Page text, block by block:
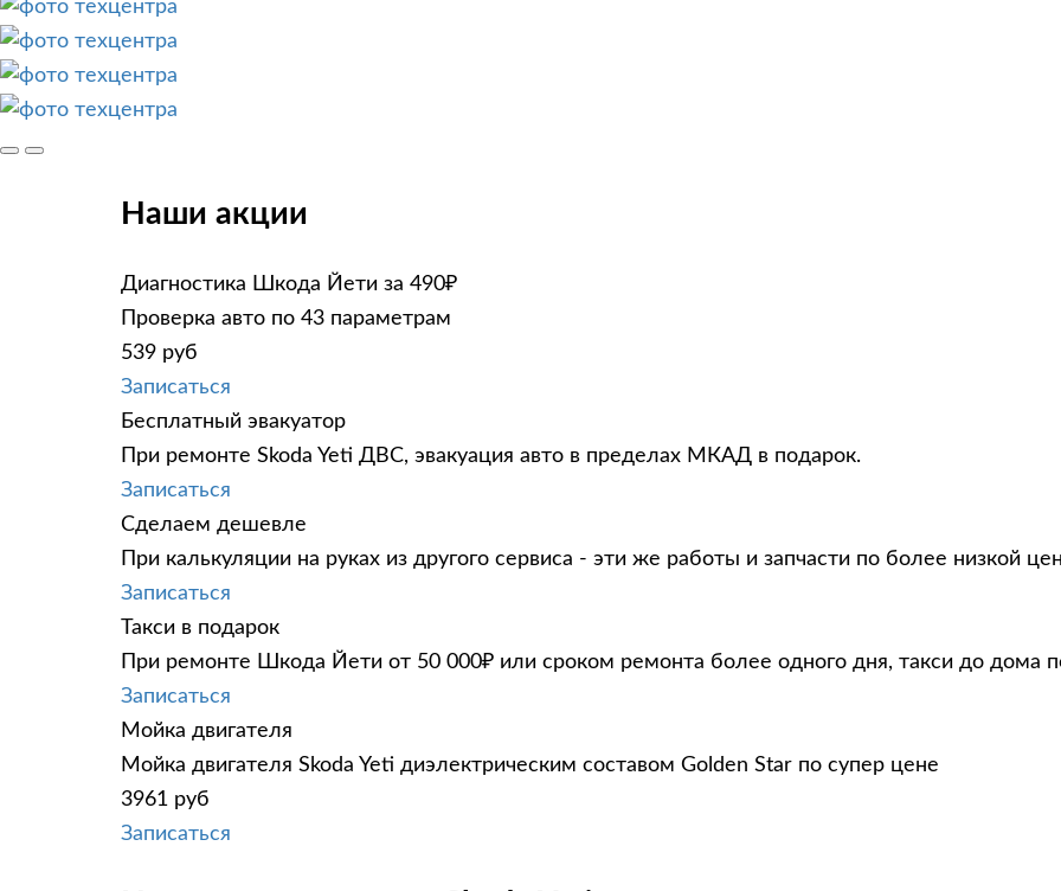
Наши акции
Диагностика Шкода Йети за 490₽
Проверка авто по 43 параметрам
539 руб
Записаться
Бесплатный эвакуатор
При ремонте Skoda Yeti ДВС, эвакуация авто в пределах МКАД в подарок.
Записаться
Сделаем дешевле
При калькуляции на руках из другого сервиса - эти же работы и запчасти по более низкой
Записаться
Такси в подарок
При ремонте Шкода Йети от 50 000₽ или сроком ремонта более одного дня, такси до дома
Записаться
Мойка двигателя
Мойка двигателя Skoda Yeti диэлектрическим составом Golden Star по супер цене
3961 руб
Записаться